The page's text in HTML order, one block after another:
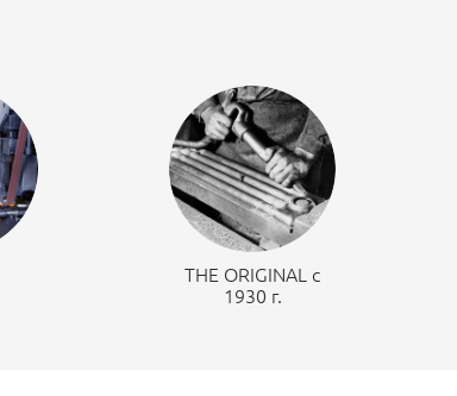
THE ORIGINAL c
1930 г.